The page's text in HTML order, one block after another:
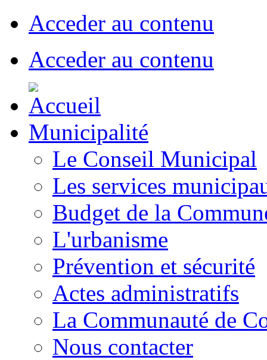
Acceder au contenu
Acceder au contenu
Municipalité
Le Conseil Municipal
Les services
Budget de la
L'urbanisme
Prévention et sécurité
Actes administratifs
La Communauté de
Nous contacter